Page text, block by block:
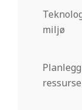
miljø